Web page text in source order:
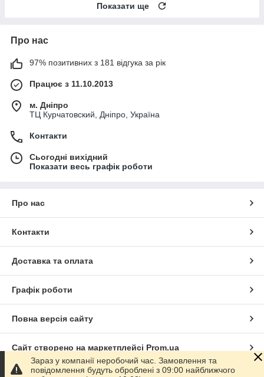
Показати ще
Про нас
97% позитивних з 181 відгука за рік
Працює з 11.10.2013
м. Дніпро
ТЦ Курчатовский, Дніпро, Україна
Контакти
Сьогодні вихідний
Показати весь графік роботи
Про нас
Контакти
Доставка та оплата
Графік роботи
Повна версія сайту
Сайт створено на маркетплейсі Prom.ua
Зараз у компанії неробочий час. Замовлення та
повідомлення будуть оброблені з 09:00 найближчого